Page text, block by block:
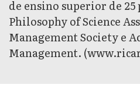
de ensino superior de 25
Philosophy of Science
Management Society e
Management.